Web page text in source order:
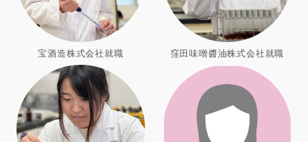
宝酒造株式会社就職 窪田味噌醬油株式会社就職